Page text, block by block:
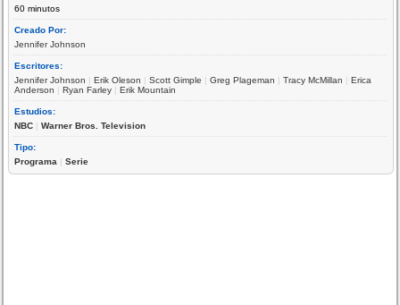
60 minutos
Creado Por:
Jennifer Johnson
Escritores:
Jennifer Johnson |Erik Oleson |Scott Gimple |Greg Plageman |Tracy McMillan |Erica
Anderson |Ryan Farley |Erik Mountain
Estudios:
NBC |Warner Bros. Television
Tipo:
Programa |Serie